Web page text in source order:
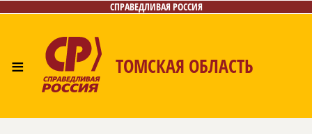
СПРАВЕДЛИВАЯ РОССИЯ
≡ ТОМСКАЯ ОБЛАСТЬ